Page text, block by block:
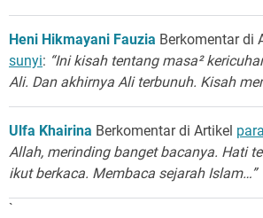
Heni Hikmayani Fauzia Berkomentar di
sunyi: “Ini kisah tentang masa²
Ali. Dan akhirnya Ali terbunuh. Kisah
Ulfa Khairina Berkomentar di Artikel
Allah, merinding banget bacanya. Hati
ikut berkaca. Membaca sejarah Islam…”
`